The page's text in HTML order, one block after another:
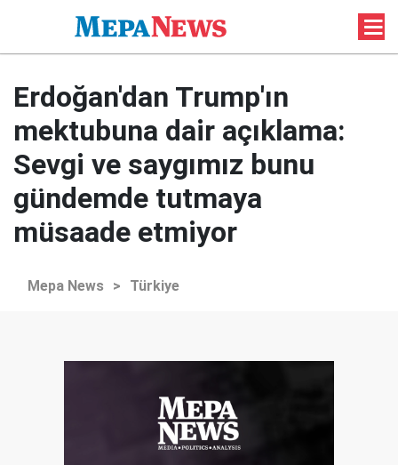
Erdoğan'dan Trump'ın
mektubuna dair açıklama:
Sevgi ve saygımız bunu
gündemde tutmaya
müsaade etmiyor
Mepa News > Türkiye